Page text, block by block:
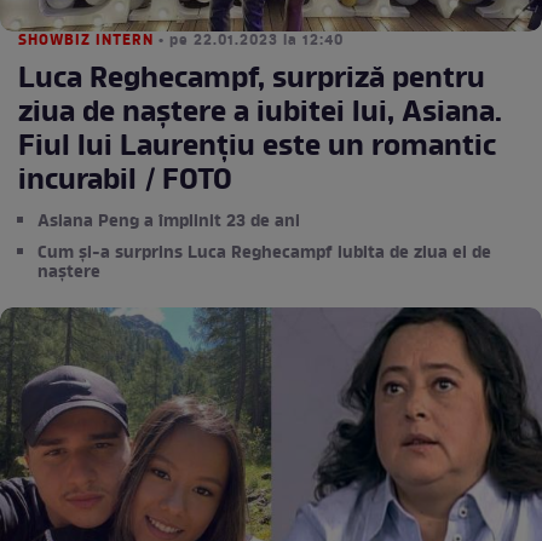
SHOWBIZ INTERN • pe 22.01.2023 la 12:40
Luca Reghecampf, surpriză pentru
ziua de naștere a iubitei lui, Asiana.
Fiul lui Laurențiu este un romantic
incurabil / FOTO
Asiana Peng a împlinit 23 de ani
Cum și-a surprins Luca Reghecampf iubita de ziua ei de
naștere